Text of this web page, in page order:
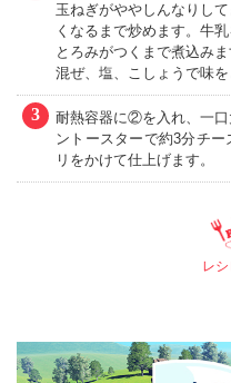
玉ねぎがややしんなりし
くなるまで炒めます。牛
とろみがつくまで煮込み
混ぜ、塩、こしょうで味を
3
耐熱容器に②を入れ、一
ントースターで約3分チ
リをかけて仕上げます。
レ